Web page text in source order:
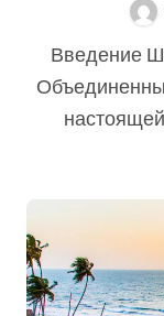
Введение Шарджа, один из семи эмиратов